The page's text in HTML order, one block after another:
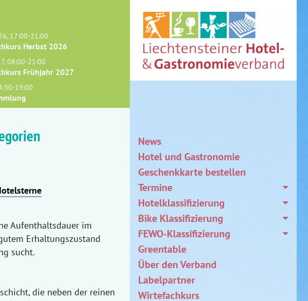
17:00-21:00
Herbst 2026
08:00-21:00
Frühjahr 2027
19:00
Aufenthaltsdauer im
Erhaltungszustand
sucht.
die neben der reinen
News
Hotel und Gastronomie
Geschenkkarte bestellen
Termine
Hotelklassifizierung
Bike Klassifizierung
FEWO-Klassifizierung
Greentable
Über den Verband
Labelpartner
Wirtefachkurs